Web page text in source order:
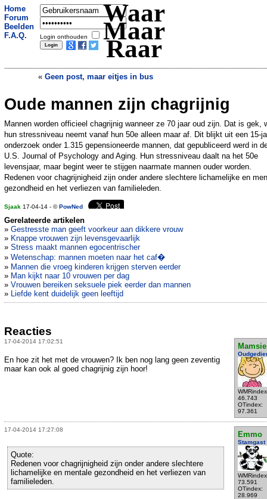
Home
Forum
Beelden
F.A.Q.
Login onthouden
Waar
Maar
Raar
« Geen post, maar eitjes in bus
Olifant ontsnapt in Delfzijl»
Oude mannen zijn chagrijnig
Mannen worden officieel chagrijnig wanneer ze 70 jaar oud zijn. Dat is gek,
hun stressniveau neemt vanaf hun 50e alleen maar af. Dit blijkt uit een 15-
onderzoek onder 1.315 gepensioneerde mannen, dat gepubliceerd werd in
U.S. Journal of Psychology and Aging. Hun stressniveau daalt na het 50e
levensjaar, maar begint weer te stijgen naarmate mannen ouder worden.
Redenen voor chagrijnigheid zijn onder andere slechtere lichamelijke en
gezondheid en het verliezen van familieleden.
Sjaak 17-04-14 - ©PowNed
Gerelateerde artikelen
» Gestresste man geeft voorkeur aan dikkere vrouw
» Knappe vrouwen zijn levensgevaarlijk
» Stress maakt mannen egocentrischer
» Wetenschap: mannen moeten naar het caf�
» Mannen die vroeg kinderen krijgen sterven eerder
» Man kijkt naar 10 vrouwen per dag
» Vrouwen bereiken seksuele piek eerder dan mannen
» Liefde kent duidelijk geen leeftijd
Reacties
17-04-2014 17:02:51
Mamsie
46.743
OTindex:
97.361
En hoe zit het met de vrouwen? Ik ben nog lang geen zeventig
maar kan ook al goed chagrijnig zijn hoor!
17-04-2014 17:27:08
Emmo
Stamgast
73.591
OTindex:
28.969
Quote:
Redenen voor chagrijnigheid zijn onder andere slechtere
lichamelijke en mentale gezondheid en het verliezen van
familieleden.